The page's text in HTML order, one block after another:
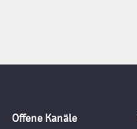
Offene Kanäle